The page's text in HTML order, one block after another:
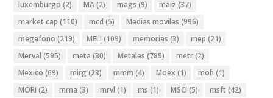
luxemburgo (2) MA(2) mags (9) maiz (37)
market cap (110) mcd (5) Medias moviles (996)
megafono (219) MELI (109) memorias (3) mep (21)
Merval (595) meta (30) Metales (789) metr(2)
Mexico (69) mirg (23) mmm (4) Moex (1) moh (1)
MORI (2) mrna (3) mrvl (1) ms (1) MSCI (5) msft (42)